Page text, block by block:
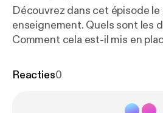
Découvrez dans cet épisode
enseignement. Quels sont les
Comment cela est-il mis en
enseignants, pour les parents ? On vous emmène
Reacties0